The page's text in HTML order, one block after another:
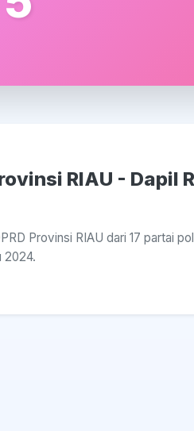
RIAU - Dapil
Provinsi RIAU dari 17 partai
2024.